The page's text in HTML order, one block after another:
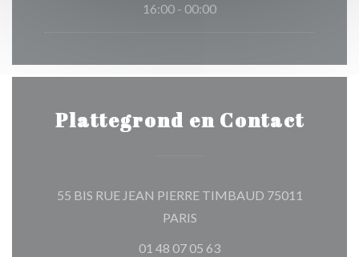
16:00 - 00:00
Plattegrond en Contact
55 BIS RUE JEAN PIERRE TIMBAUD 75011
PARIS((opent in een nieuw venster))
01 48 07 05 63